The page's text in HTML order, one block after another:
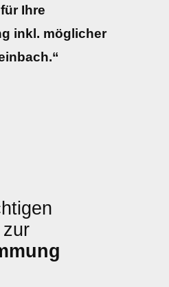
Ihre
inkl. möglicher